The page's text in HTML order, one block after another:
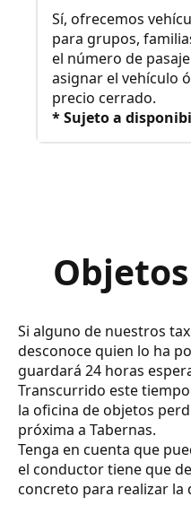
Sí, ofrecemos
para grupos,
el número de
asignar el vehículo
precio cerrado.
* Sujeto a
Si alguno de nuestros
desconoce quien lo ha
guardará 24 horas
Transcurrido este
la oficina de objetos
próxima a Tabernas.
Tenga en cuenta que
el conductor tiene que
concreto para realizar la